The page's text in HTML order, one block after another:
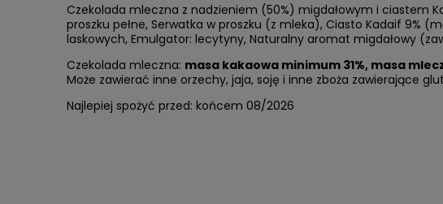
Czekolada mleczna z nadzieniem (50%) migdałowym i ciastem
proszku pełne, Serwatka w proszku (z mleka), Ciasto Kadaif 9%
laskowych, Emulgator: lecytyny, Naturalny aromat migdałowy
Czekolada mleczna: masa kakaowa minimum 31%, masa
Może zawierać inne orzechy, jaja, soję i inne zboża zawierające
Najlepiej spożyć przed: końcem 08/2026